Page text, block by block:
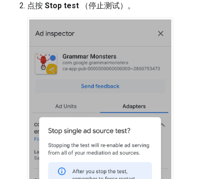
点按 Stop test （停止测试）。